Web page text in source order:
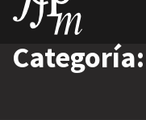
Categoría: